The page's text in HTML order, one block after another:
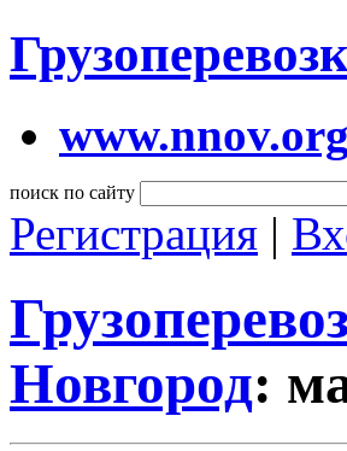
www.nnov.org
поиск по сайту
Регистрация |
Новгород: